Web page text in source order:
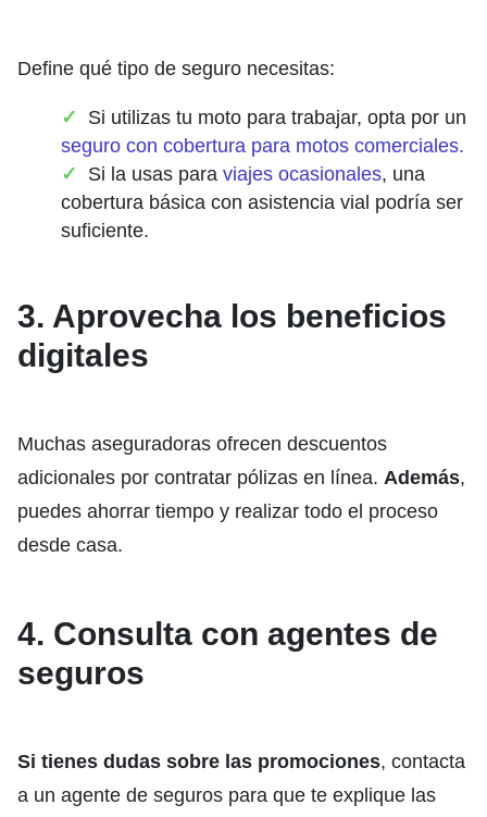
Define qué tipo de seguro necesitas:
Si utilizas tu moto para trabajar, opta por un
seguro con cobertura para motos comerciales.
Si la usas para viajes ocasionales, una
cobertura básica con asistencia vial podría ser
suficiente.
3. Aprovecha los beneficios
digitales
Muchas aseguradoras ofrecen descuentos
adicionales por contratar pólizas en línea. Además,
puedes ahorrar tiempo y realizar todo el proceso
desde casa.
4. Consulta con agentes de
seguros
Si tienes dudas sobre las promociones, contacta
a un agente de seguros para que te explique las